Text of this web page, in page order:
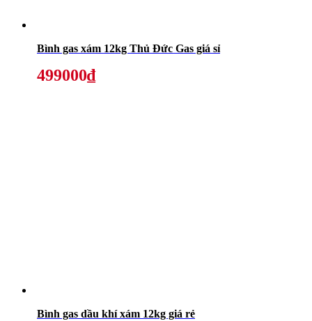
Bình gas xám 12kg Thủ Đức Gas giá sỉ
499000₫
Bình gas dầu khí xám 12kg giá rẻ